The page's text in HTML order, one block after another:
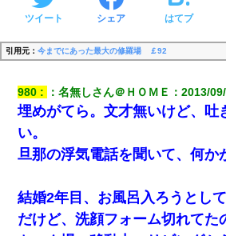
ツイート シェア はてブ
引用元： 今までにあった最大の修羅場 ￡92
980 ：名無しさん＠ＨＯＭＥ ：2013/
埋めがてら。文才無いけど、吐
い。
旦那の浮気電話を聞いて、何か
結婚2年目、お風呂入ろうとし
だけど、洗顔フォーム切れてた